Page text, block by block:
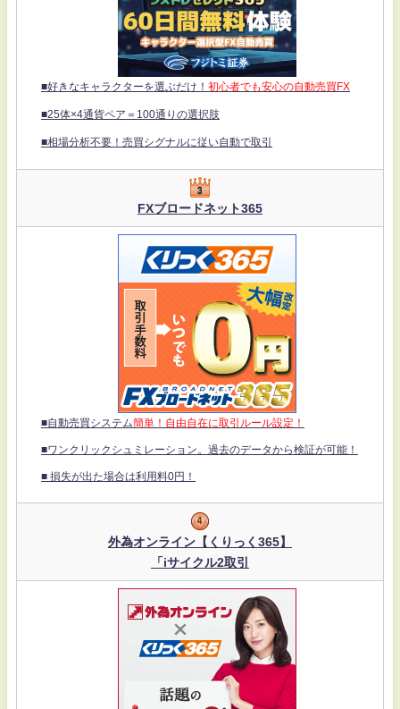
■好きなキャラクターを選ぶだけ！ 初心者でも安心の自動売買FX
■25体×4通貨ペア＝100通りの選択肢
■相場分析不要！売買シグナルに従い自動で取引
FXブロードネット365
■自動売買システム簡単！自由自在に取引ルール設定！
■ワンクリックシュミレーション。過去のデータから検証が可能！
■ 損失が出た場合は利用料0円！
外為オンライン【くりっく365】
「iサイクル2取引